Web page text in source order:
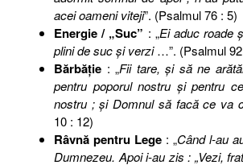
acei oameni viteji”. (Psalmul 76 : 5)
Energie / „Suc” : „Ei aduc roade
plini de suc şi verzi…”. (Psalmul
Bărbăţie : „Fii tare, şi să ne
pentru poporul nostru şi pentru
nostru ; şi Domnul să facă ce va
10 : 12)
Râvnă pentru Lege : „Când l-au
Dumnezeu. Apoi i-au zis : „Vezi,